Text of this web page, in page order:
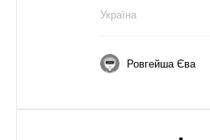
Україна
Ровгейша Єва